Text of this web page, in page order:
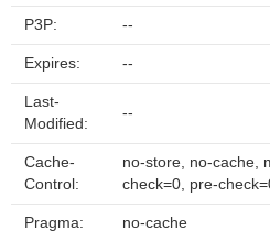
P3P: --
Expires: --
Last-
Modified:
--
Cache-
Control:
no-store, no-cache,
check=0, pre-
Pragma: no-cache